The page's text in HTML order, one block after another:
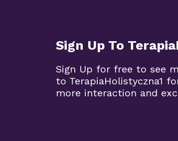
Sign Up To
Sign Up for free to see
to TerapiaHolistyczna1
more interaction and